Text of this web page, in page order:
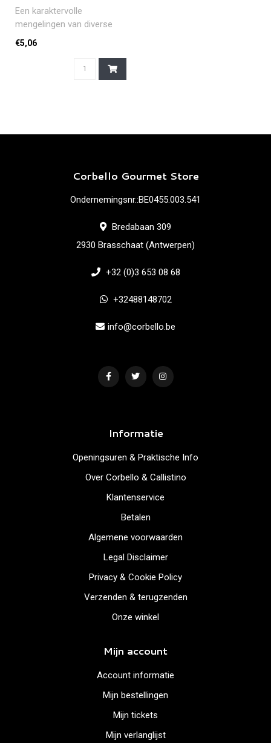
Een karaktervolle
mengelingen van diverse
theeën en 'kostbaarheden'
zoals rozen..
€5,06
Corbello Gourmet Store
Ondernemingsnr.:BE0455.003.541
Bredabaan 309
2930 Brasschaat (Antwerpen)
+32 (0)3 653 08 68
+32488148702
info@corbello.be
Informatie
Openingsuren & Praktische Info
Over Corbello & Callistino
Klantenservice
Betalen
Algemene voorwaarden
Legal Disclaimer
Privacy & Cookie Policy
Verzenden & terugzenden
Onze winkel
Mijn account
Account informatie
Mijn bestellingen
Mijn tickets
Mijn verlanglijst